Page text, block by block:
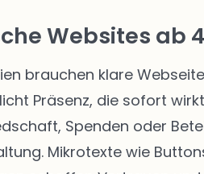
Websites ab
brauchen klare
Präsenz, die sofort
Spenden oder
Mikrotexte wie